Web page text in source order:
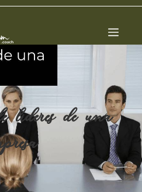
líderes de una